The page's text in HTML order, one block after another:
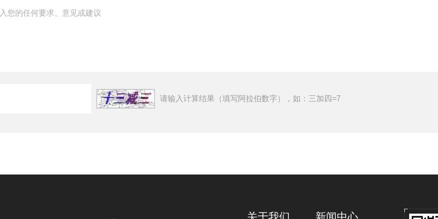
请输入计算结果（填写阿拉伯数字），如：三加四=7